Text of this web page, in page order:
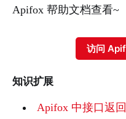
Apifox 帮助文档查看~
访问
知识扩展
Apifox 中接口返